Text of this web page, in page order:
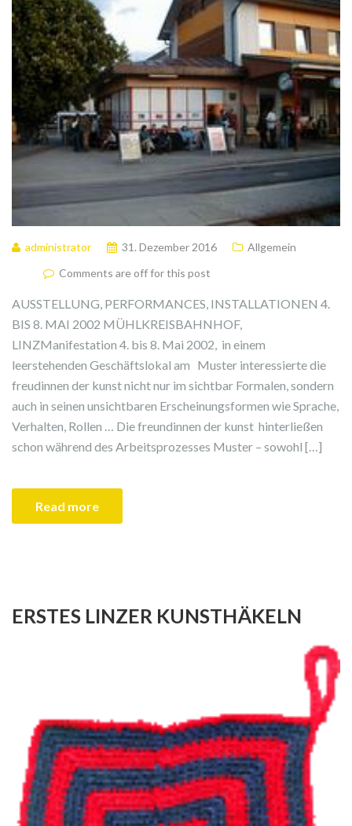
administrator 31. Dezember 2016
Allgemein
Comments are off for this post
AUSSTELLUNG, PERFORMANCES, INSTALLATIONEN 4.
BIS 8. MAI 2002 MÜHLKREISBAHNHOF,
LINZManifestation 4. bis 8. Mai 2002, in einem
leerstehenden Geschäftslokal am Muster interessierte die
freudinnen der kunst nicht nur im sichtbar Formalen, sondern
auch in seinen unsichtbaren Erscheinungsformen wie Sprache,
Verhalten, Rollen … Die freundinnen der kunst hinterließen
schon während des Arbeitsprozesses Muster – sowohl […]
Read more
ERSTES LINZER KUNSTHÄKELN